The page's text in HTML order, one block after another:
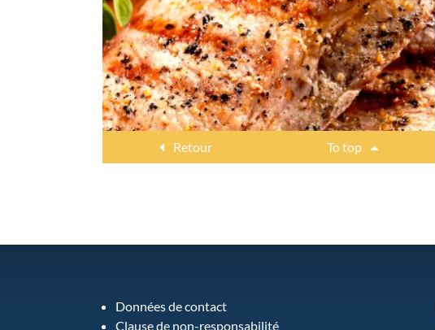
Retour To top
Données de contact
Clause de non-responsabilité